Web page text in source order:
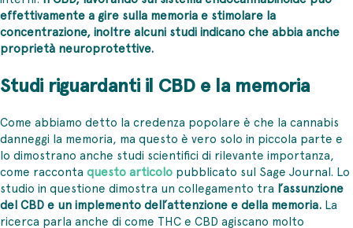
effettivamente a gire sulla memoria e stimolare la
concentrazione, inoltre alcuni studi indicano che abbia anche
proprietà neuroprotettive.
Studi riguardanti il CBD e la memoria
Come abbiamo detto la credenza popolare è che la cannabis
danneggi la memoria, ma questo è vero solo in piccola parte e
lo dimostrano anche studi scientifici di rilevante importanza,
come racconta questo articolo pubblicato sul Sage Journal. Lo
studio in questione dimostra un collegamento tra l’assunzione
del CBD e un implemento dell’attenzione e della memoria. La
ricerca parla anche di come THC e CBD agiscano molto